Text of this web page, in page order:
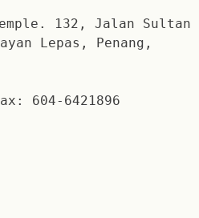
132, Jalan Sultan
Lepas, Penang,
604-6421896